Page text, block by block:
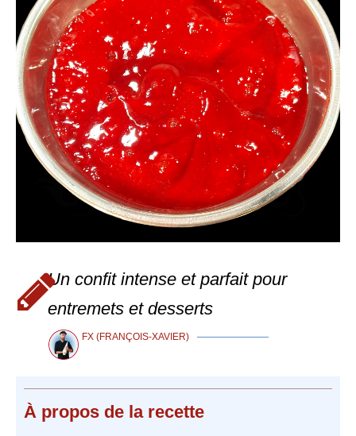
Un confit intense et parfait pour
entremets et desserts
FX (FRANÇOIS-XAVIER)
À propos de la recette